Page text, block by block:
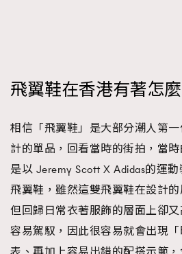
飛翼鞋在香港有著怎
相信「飛翼鞋」是大部分潮人第
計的單品，回看當時的街拍，當
是以 Jeremy Scott X Adidas的運
飛翼鞋，雖然這雙飛翼鞋在設計的
但回歸日常衣著服飾的層面上卻
容易駕馭，因此很容易就會出現